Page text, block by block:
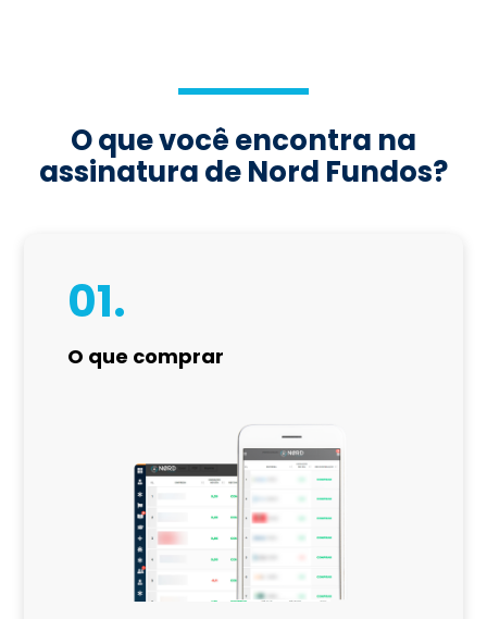
O que você encontra na
assinatura de Nord Fundos?
01.
O que comprar